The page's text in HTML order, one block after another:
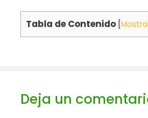
Tabla de Contenido
Deja un